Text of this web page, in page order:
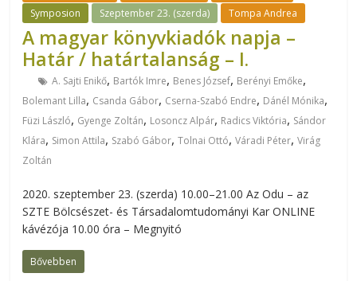
Symposion
Szeptember 23. (szerda) Tompa Andrea
A magyar könyvkiadók napja –
Határ / határtalanság – I.
A. Sajti Enikő, Bartók Imre, Benes József, Berényi Emőke,
Bolemant Lilla, Csanda Gábor, Cserna-Szabó Endre, Dánél Mónika,
Füzi László, Gyenge Zoltán, Losoncz Alpár, Radics Viktória, Sándor
Klára, Simon Attila, Szabó Gábor,Tolnai Ottó,Váradi Péter,Virág
Zoltán
2020. szeptember 23. (szerda) 10.00–21.00 Az Odu – az
SZTE Bölcsészet- és Társadalomtudományi Kar ONLINE
kávézója 10.00 óra – Megnyitó
Bővebben